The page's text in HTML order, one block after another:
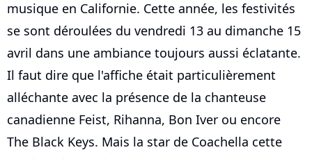
musique en Californie. Cette année, les festivités
se sont déroulées du vendredi 13 au dimanche 15
avril dans une ambiance toujours aussi éclatante.
Il faut dire que l'affiche était particulièrement
alléchante avec la présence de la chanteuse
canadienne Feist, Rihanna, Bon Iver ou encore
The Black Keys. Mais la star de Coachella cette